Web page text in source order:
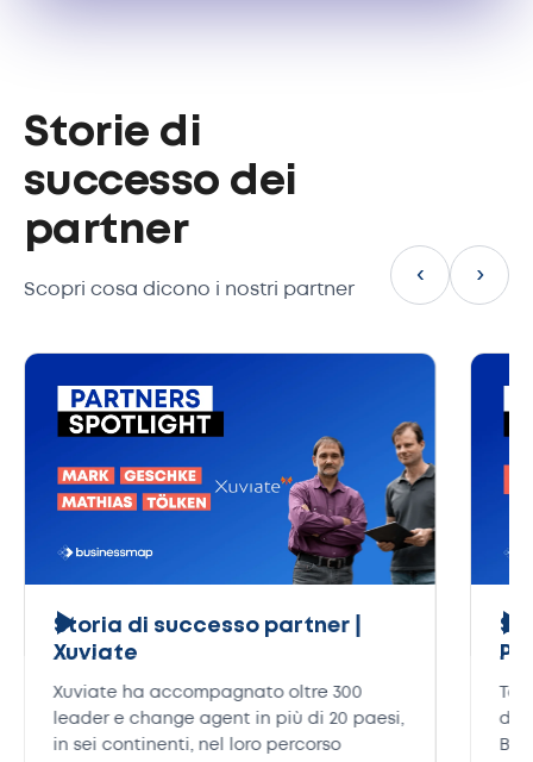
Storie di
successo dei
partner
Scopri cosa dicono i nostri partner
‹ ›
Storia di successo partner |
Xuviate
Xuviate ha accompagnato oltre 300
leader e change agent in più di 20 paesi,
in sei continenti, nel loro percorso
di